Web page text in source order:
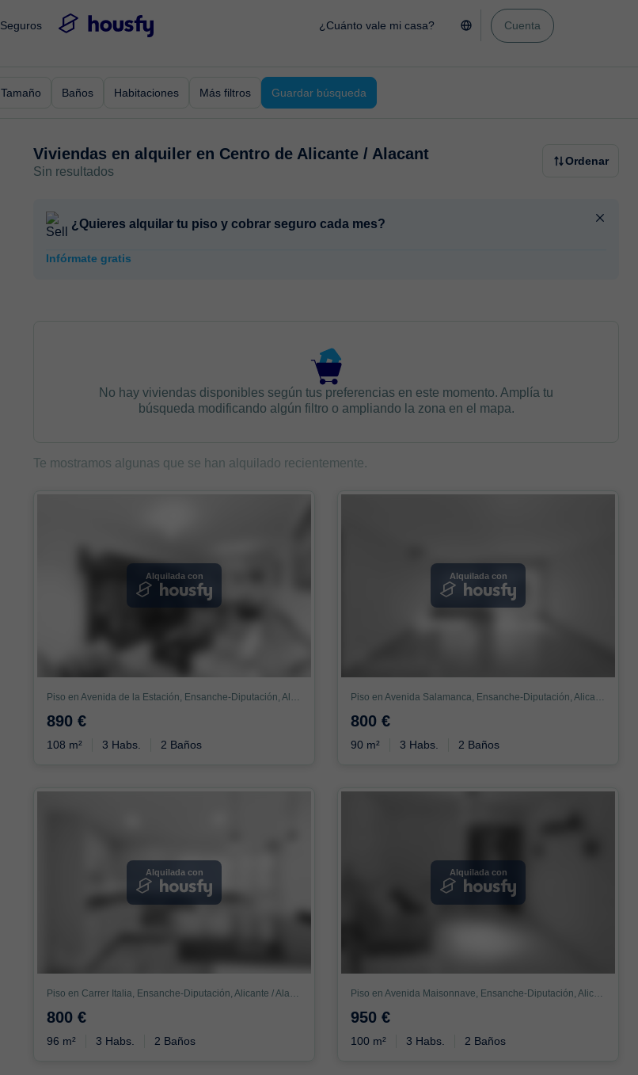
Seguros ¿Cuánto vale mi casa? Cuenta
Tamaño Baños Habitaciones Más filtros Guardar búsqueda
Viviendas en alquiler en Centro de Alicante / Alacant
Sin resultados
Ordenar
¿Quieres alquilar tu piso y cobrar seguro cada mes?
Infórmate gratis
No hay viviendas disponibles según tus preferencias en este momento. Amplía tu
búsqueda modificando algún filtro o ampliando la zona en el mapa.
Te mostramos algunas que se han alquilado recientemente.
Alquilada con
890 €
108 m² 3 Habs. 2 Baños
Alquilada con
800 €
90 m² 3 Habs. 2 Baños
Alquilada con
Piso en Carrer Italia, Ensanche-Diputación, Alicante / Alacant
800 €
96 m² 3 Habs. 2 Baños
Alquilada con
Piso en Avenida Maisonnave, Ensanche-Diputación, Alicante / Alacant
950 €
100 m² 3 Habs. 2 Baños